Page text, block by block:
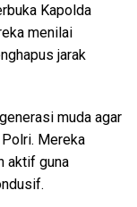
Kapolda
menilai
jarak
muda agar
Mereka
aktif guna